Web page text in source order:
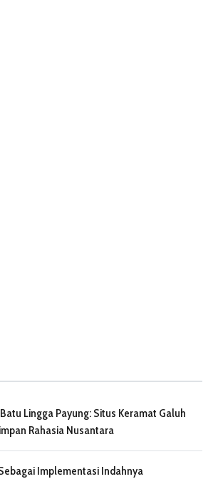
Lingga Payung: Situs Keramat Galuh
Rahasia Nusantara
Implementasi Indahnya